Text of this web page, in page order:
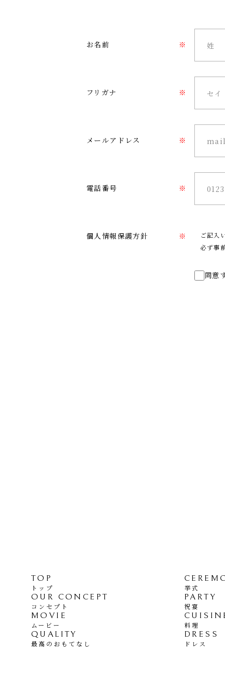
お名前 ※
フリガナ ※
メールアドレス ※
電話番号 ※
個人情報保護方針 ※
ご記入
必ず事
同意
TOP
トップ
OUR CONCEPT
コンセプト
MOVIE
ムービー
QUALITY
最高のおもてなし
挙式
PARTY
祝宴
料理
DRESS
ドレス